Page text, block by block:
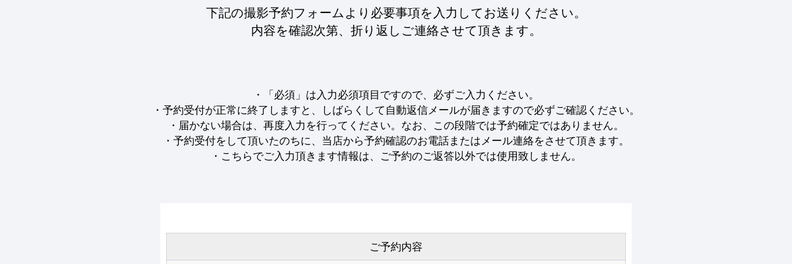
下記の撮影予約フォームより 必要事項を入力してお送りください。
内容を確認次第、 折り返しご連絡させて頂きます。
・「必須」は入力必須項目ですので、 必ずご入力ください。
・予約受付が正常に終了しますと、
しばらくして自動返信メールが届きますので必ずご確認ください。
・届かない場合は、 再度入力を行ってください。 なお、この段階では予約確定ではありません。
・予約受付をして頂いたのちに、 当店から予約確認のお電話またはメール連絡をさせて頂きます。
・こちらでご入力頂きます情報は、 ご予約のご返答以外では使用致しません。
ご予約内容